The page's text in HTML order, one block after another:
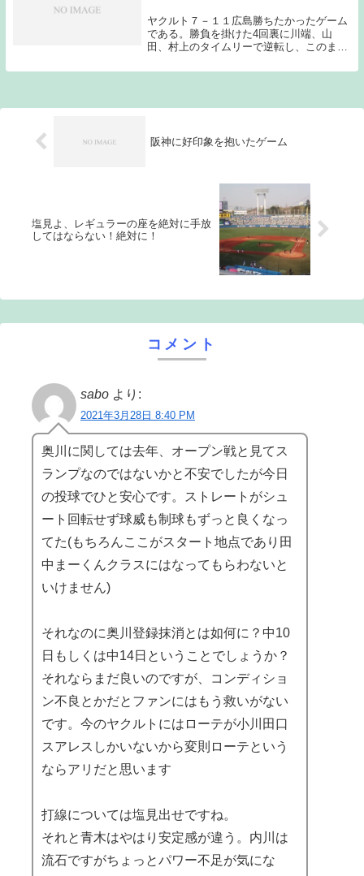
ヤクルト７－１１広島勝ちたかったゲーム
である。勝負を掛けた4回裏に川端、山
田、村上のタイムリーで逆転し、このまま
なる中でミスも絡みリリーフ陣が逆転を許
阪神に好印象を抱いたゲーム
塩見よ、レギュラーの座を絶対に手放
してはならない！絶対に！
コメント
sabo より:
2021年3月28日 8:40 PM
奥川に関しては去年、オープン戦と見てス
ランプなのではないかと不安でしたが今日
の投球でひと安心です。ストレートがシュ
ート回転せず球威も制球もずっと良くなっ
てた(もちろんここがスタート地点であり田
中まーくんクラスにはなってもらわないと
いけません)
それなのに奥川登録抹消とは如何に？中10
日もしくは中14日ということでしょうか？
それならまだ良いのですが、コンディショ
ン不良とかだとファンにはもう救いがない
です。今のヤクルトにはローテが小川田口
スアレスしかいないから変則ローテという
ならアリだと思います
打線については塩見出せですね。
それと青木はやはり安定感が違う。内川は
流石ですがちょっとパワー不足が気にな